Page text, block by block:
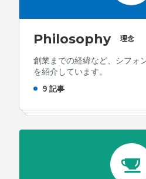
Philosophy 理念
創業までの経緯など、シフォ
を紹介しています。
9 記事